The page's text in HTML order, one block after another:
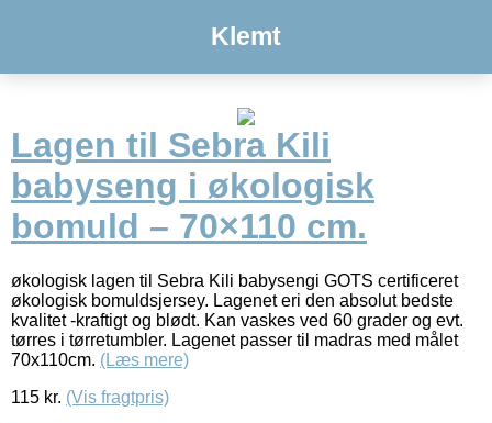
Klemt
Lagen til Sebra Kili
babyseng i økologisk
bomuld – 70×110 cm.
økologisk lagen til Sebra Kili babysengi GOTS certificeret
økologisk bomuldsjersey. Lagenet eri den absolut bedste
kvalitet -kraftigt og blødt. Kan vaskes ved 60 grader og evt.
tørres i tørretumbler. Lagenet passer til madras med målet
70x110cm. (Læs mere)
115 kr. (Vis fragtpris)